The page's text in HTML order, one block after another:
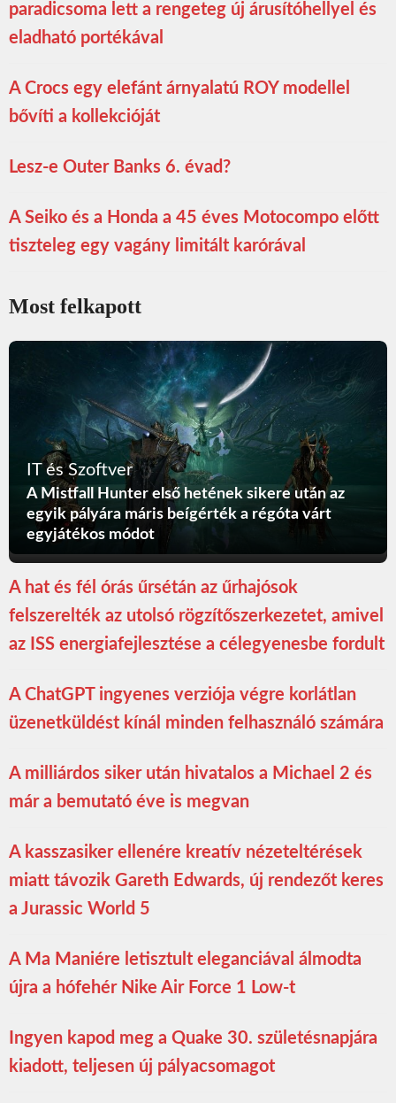
paradicsoma lett a rengeteg új árusítóhellyel és
eladható portékával
A Crocs egy elefánt árnyalatú ROY modellel
bővíti a kollekcióját
Lesz-e Outer Banks 6. évad?
A Seiko és a Honda a 45 éves Motocompo előtt
tiszteleg egy vagány limitált karórával
Most felkapott
IT és Szoftver
A Mistfall Hunter első hetének sikere után az
egyik pályára máris beígérték a régóta várt
egyjátékos módot
A hat és fél órás űrsétán az űrhajósok
felszerelték az utolsó rögzítőszerkezetet, amivel
az ISS energiafejlesztése a célegyenesbe fordult
A ChatGPT ingyenes verziója végre korlátlan
üzenetküldést kínál minden felhasználó számára
A milliárdos siker után hivatalos a Michael 2 és
már a bemutató éve is megvan
A kasszasiker ellenére kreatív nézeteltérések
miatt távozik Gareth Edwards, új rendezőt keres
a Jurassic World 5
A Ma Maniére letisztult eleganciával álmodta
újra a hófehér Nike Air Force 1 Low-t
Ingyen kapod meg a Quake 30. születésnapjára
kiadott, teljesen új pályacsomagot